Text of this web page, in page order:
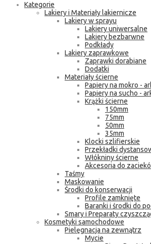
Kategorie
Lakiery i Materiały lakiernicze
Lakiery w sprayu
Lakiery uniwersalne
Lakiery bezbarwne
Podkłady
Lakiery zaprawkowe
Zaprawki dorabiane
Dodatki
Materiały ścierne
Papiery na mokro -
Papiery na sucho -
Krążki ścierne
150mm
75mm
50mm
35mm
Klocki szlifierskie
Przekładki
Włókniny ścierne
Akcesoria do
Taśmy
Maskowanie
Środki do konserwacji
Profile zamknięte
Baranki i środki do
Smary i Preparaty
Kosmetyki samochodowe
Pielęgnacja na zewnątrz
Mycie